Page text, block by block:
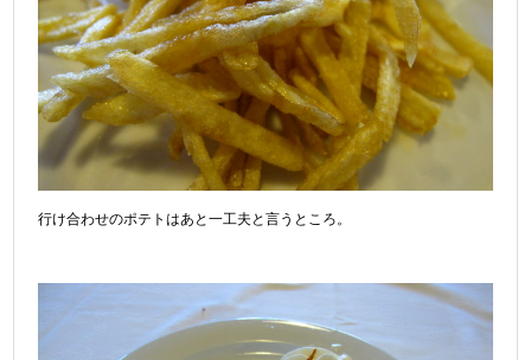
行け合わせのポテトはあと一工夫と言うところ。